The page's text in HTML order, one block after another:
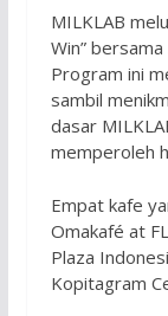
MILKLAB
Win”
Program ini
sambil
dasar
memperoleh
Empat kafe
Omakafé at
Plaza
Kopitagram